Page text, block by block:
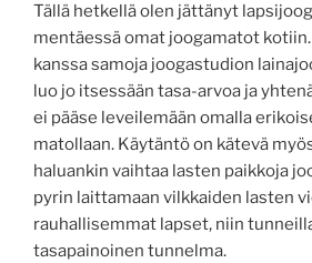
Tällä hetkellä olen jättänyt
mentäessä omat joogamatot
kanssa samoja joogastudion
luo jo itsessään tasa-arvoa ja
ei pääse leveilemään omalla
matollaan. Käytäntö on kätevä
haluankin vaihtaa lasten paikkoja
pyrin laittamaan vilkkaiden lasten
rauhallisemmat lapset, niin
tasapainoinen tunnelma.